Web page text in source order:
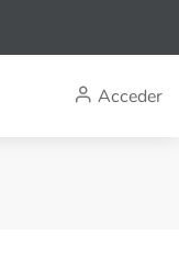
Acceder